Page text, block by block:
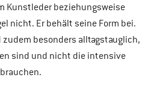
Kunstleder beziehungsweise
nicht. Er behält seine Form bei.
besonders alltagstauglich,
sind und nicht die intensive